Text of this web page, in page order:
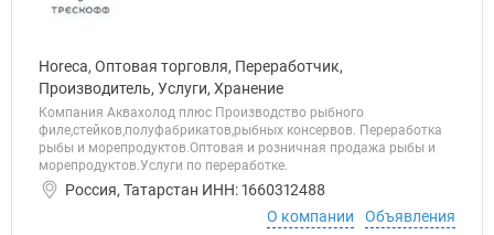
Horeca, Оптовая торговля, Переработчик,
Производитель, Услуги, Хранение
Компания Аквахолод плюс Производство рыбного
филе,стейков,полуфабрикатов,рыбных консервов. Переработка
рыбы и морепродуктов.Оптовая и розничная продажа рыбы и
морепродуктов.Услуги по переработке.
Россия, Татарстан ИНН: 1660312488
О компании
Объявления